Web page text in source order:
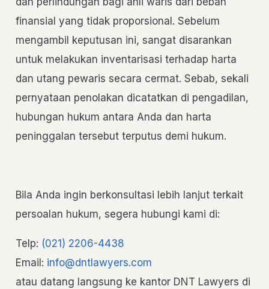
finansial yang tidak proporsional. Sebelum
mengambil keputusan ini, sangat disarankan
untuk melakukan inventarisasi terhadap harta
dan utang pewaris secara cermat. Sebab, sekali
pernyataan penolakan dicatatkan di pengadilan,
hubungan hukum antara Anda dan harta
peninggalan tersebut terputus demi hukum.
Bila Anda ingin berkonsultasi lebih lanjut terkait
persoalan hukum, segera hubungi kami di:
Telp: (021) 2206-4438
Email: info@dntlawyers.com
atau datang langsung ke kantor DNT Lawyers di